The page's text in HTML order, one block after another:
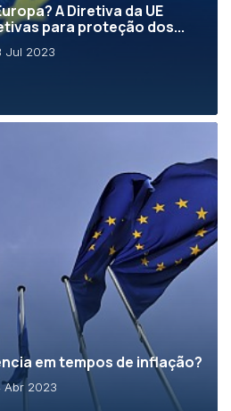
A Diretiva da UE
para proteção dos...
Jul 2023
em tempos de inflação?
Abr 2023